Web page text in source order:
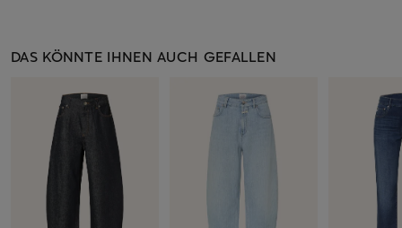
DAS KÖNNTE IHNEN AUCH GEFALLEN